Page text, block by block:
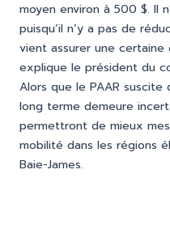
moyen environ à 500 $. Il
puisqu’il n’y a pas de
vient assurer une
explique le président du
Alors que le PAAR
long terme demeure
permettront de mieux
mobilité dans les régions
Baie-James.